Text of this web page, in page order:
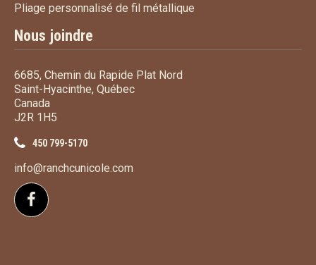
Pliage personnalisé de fil métallique
Nous joindre
6685, Chemin du Rapide Plat Nord
Saint-Hyacinthe, Québec
Canada
J2R 1H5
450 799-5170
info@ranchcunicole.com
Suivez-nous sur Facebook